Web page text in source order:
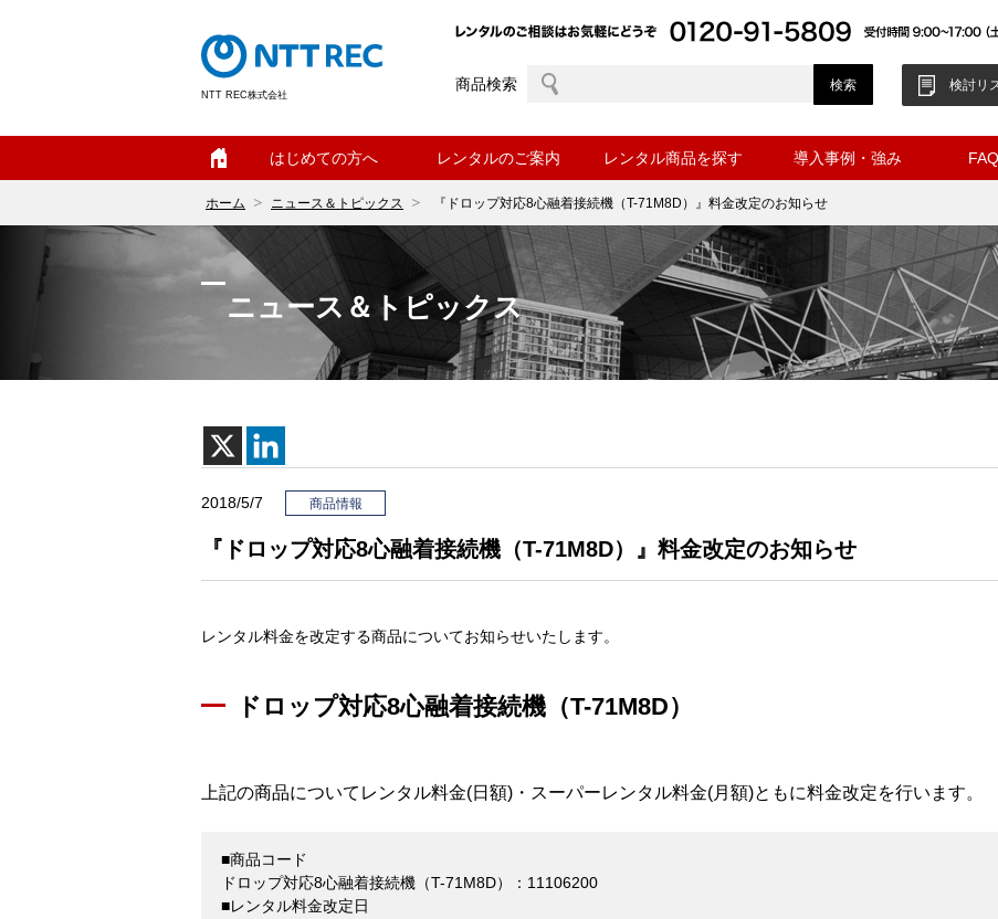
NTT REC株式会社
商品検索 検討リ
はじめての方へ レンタルのご案内 レンタル商品を探す 導入事例・強み
ホーム ニュース＆トピックス 『ドロップ対応8心融着接続機（T-71M8D）』料金改定のお知らせ
ニュース＆トピックス
2018/5/7 商品情報
『ドロップ対応8心融着接続機（T-71M8D）』料金改定のお知らせ
レンタル料金を改定する商品についてお知らせいたします。
ドロップ対応8心融着接続機（T-71M8D）
上記の商品についてレンタル料金(日額)・スーパーレンタル料金(月額)ともに料金改定を行います。
■商品コード
ドロップ対応8心融着接続機（T-71M8D）：11106200
■レンタル料金改定日